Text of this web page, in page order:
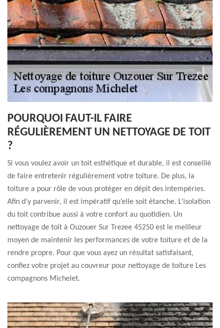
POURQUOI FAUT-IL FAIRE
RÉGULIÈREMENT UN NETTOYAGE DE TOIT
?
Si vous voulez avoir un toit esthétique et durable, il est conseillé
de faire entretenir régulièrement votre toiture. De plus, la
toiture a pour rôle de vous protéger en dépit des intempéries.
Afin d’y parvenir, il est impératif qu’elle soit étanche. L’isolation
du toit contribue aussi à votre confort au quotidien. Un
nettoyage de toit à Ouzouer Sur Trezee 45250 est le meilleur
moyen de maintenir les performances de votre toiture et de la
rendre propre. Pour que vous ayez un résultat satisfaisant,
confiez votre projet au couvreur pour nettoyage de toiture Les
compagnons Michelet.